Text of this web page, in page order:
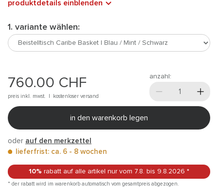
produktdetails einblenden
1. variante wählen:
760.00 CHF
preis inkl. mwst. | kostenloser versand
anzahl:
in den warenkorb legen
oder auf den merkzettel
lieferfrist: ca. 6 - 8 wochen
10% rabatt auf alle artikel nur vom 7.8. bis 9.8.2026 *
* der rabatt wird im warenkorb automatisch vom gesamtpreis abgezogen.